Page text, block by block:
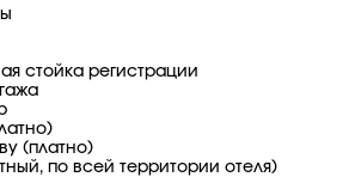
стойка регистрации
(платно)
по всей территории отеля)